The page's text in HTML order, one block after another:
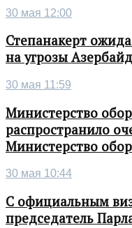
30 мая 12:00
Степанакерт
на угрозы
30 мая 11:59
Министерство
распространило
Министерство
30 мая 10:44
С официальным
председатель